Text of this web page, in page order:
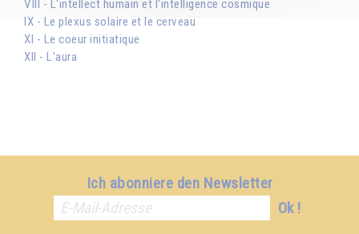
VIII - L'intellect humain et l'intelligence cosmique
IX - Le plexus solaire et le cerveau
XI - Le coeur initiatique
XII - L'aura
Ich abonniere den Newsletter
Ok !